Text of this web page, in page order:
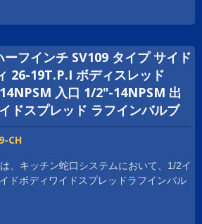
囲のラフインバルブは、NSF、cUPC、
認証を取得しています。 世界中でビジネ
するために、お客様をサポートしていま
レッドサイズは、顧客の要求に応じてカス
されており、1-20UNEF、G 1/2、および
などがあります。
ーフインチ SV109 タイプ サイド
26-19T.P.I ボディスレッド
入口 1/2"-14NPSM 出
ドスプレッド ラフインバルブ
CH
、キッチン蛇口システムにおいて、1/2イ
ドボディワイドスプレッドラフインバル